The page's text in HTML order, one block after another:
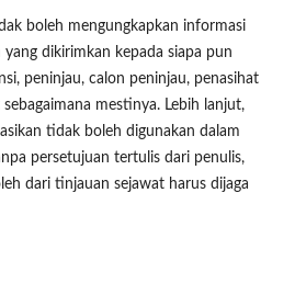
boleh mengungkapkan informasi
dikirimkan kepada siapa pun
peninjau, calon peninjau, penasihat
mestinya. Lebih lanjut,
tidak boleh digunakan dalam
persetujuan tertulis dari penulis,
dari tinjauan sejawat harus dijaga